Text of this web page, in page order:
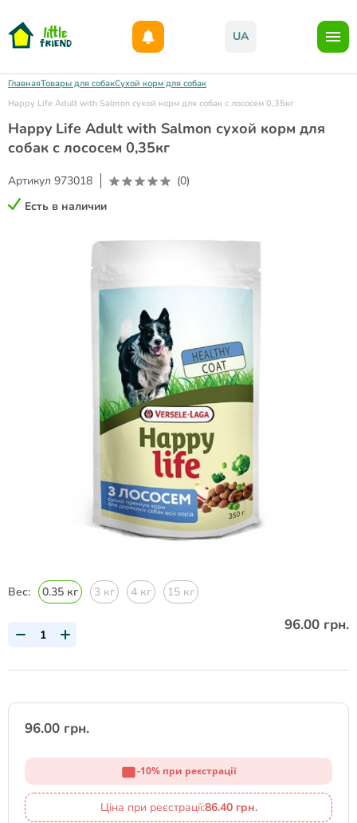
UA
ГлавнаяТовары для собакСухой корм для собак
Happy Life Adult with Salmon сухой корм для собак с лососем 0,35кг
Happy Life Adult with Salmon сухой корм для
собак с лососем 0,35кг
Артикул 973018
(0)
Есть в наличии
Вес: 0.35 кг 3 кг 4 кг 15 кг
96.00 грн.
96.00 грн.
-10% при реєстрації
Ціна при реєстрації:86.40 грн.